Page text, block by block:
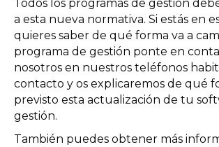
Todos los programas de gestión
a esta nueva normativa. Si estás en
quieres saber de qué forma va a
programa de gestión ponte en
nosotros en nuestros teléfonos
contacto y os explicaremos de qué
previsto esta actualización de tu
gestión.
También puedes obtener más